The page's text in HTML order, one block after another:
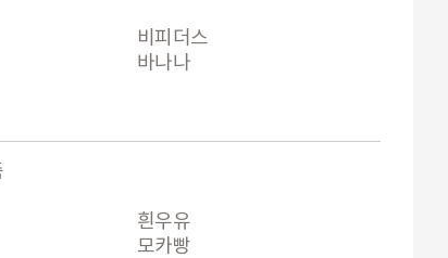
비피더스
바나나
흰우유
모카빵